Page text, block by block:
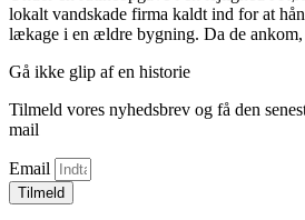
lokalt vandskade firma kaldt ind for at
lækage i en ældre bygning. Da de
Gå ikke glip af en historie
Tilmeld vores nyhedsbrev og få den
mail
Email
Tilmeld